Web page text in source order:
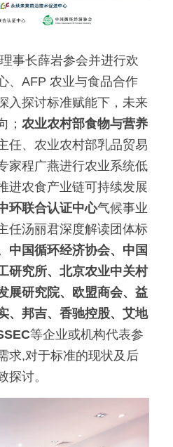
理事长薛岩参会并进行欢
、AFP 农业与食品合作
入探讨标准赋能下，未来
； 农业农村部食物与营养
任、农业农村部乳品贸易
家程广燕进行农业系统低
进农食产业链可持续发展
环联合认证中心气候事业
任汤丽君深度解读团体标
中国循环经济协会、中国
研究所、北京农业中关村
展研究院、欧盟商会、益
、邦吉、香驰控股、艾地
等企业或机构代表参
求,对于标准的现状及后
探讨。